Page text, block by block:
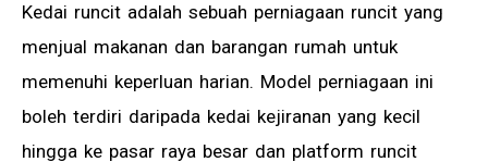
Kedai runcit adalah sebuah perniagaan runcit yang
menjual makanan dan barangan rumah untuk
memenuhi keperluan harian. Model perniagaan ini
boleh terdiri daripada kedai kejiranan yang kecil
hingga ke pasar raya besar dan platform runcit